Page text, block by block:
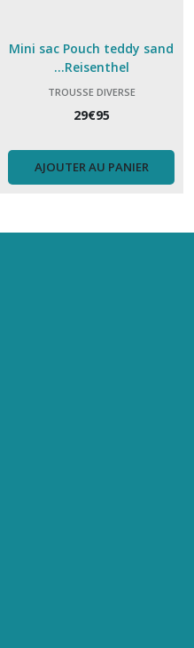
Mini sac Pouch teddy sand
...Reisenthel
TROUSSE DIVERSE
29€95
AJOUTER AU PANIER